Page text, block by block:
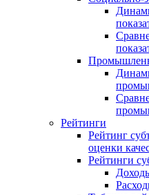
Рейтинги
Рейтинг
оценки
Рейтинги